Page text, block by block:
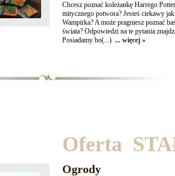
Chcesz poznać koleżankę Harrego
mitycznego potwora? Jesteś ciekawy
Wampirka? A może pragniesz poznać
świata? Odpowiedzi na te pytania
Posiadamy bo(...) ... więcej »
Oferta
Ogrody